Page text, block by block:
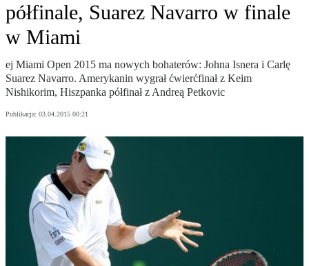
półfinale, Suarez Navarro w finale
w Miami
ej Miami Open 2015 ma nowych bohaterów: Johna Isnera i Carlę
Suarez Navarro. Amerykanin wygrał ćwierćfinał z Keim
Nishikorim, Hiszpanka półfinał z Andreą Petkovic
Publikacja: 03.04.2015 00:21